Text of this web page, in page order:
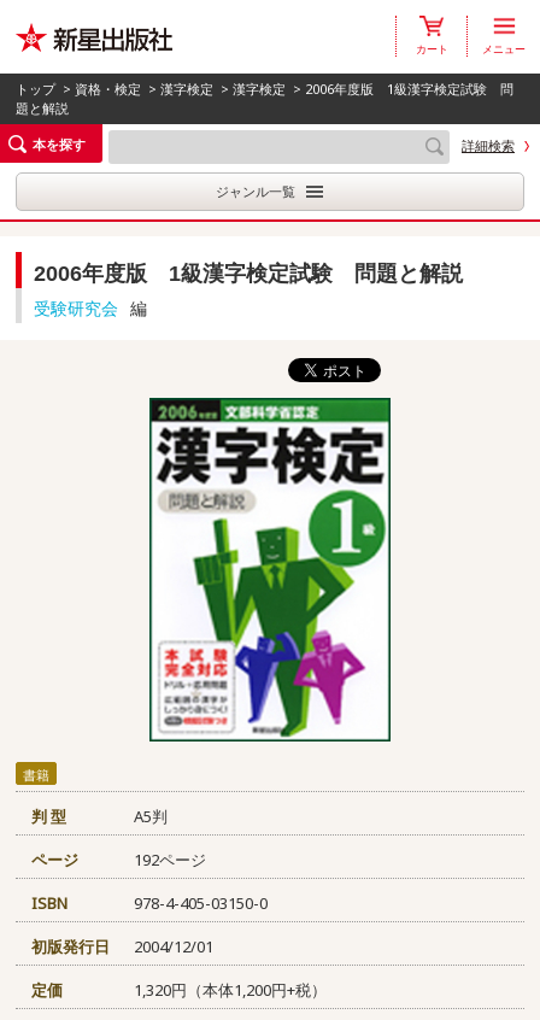
カート メニュー
トップ > 資格・検定 >漢字検定 >漢字検定 > 2006年度版 1級漢字検定試験 問
題と解説
本を探す
詳細検索
ジャンル一覧
2006年度版 1級漢字検定試験 問題と解説
受験研究会 編
書籍
判 型
A5判
ページ
192ページ
ISBN
978-4-405-03150-0
初版発行日
2004/12/01
定価
1,320円（本体1,200円+税）